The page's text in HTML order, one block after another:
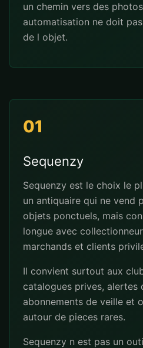
un chemin vers des
automatisation ne doit
de l objet.
01
Sequenzy
Sequenzy est le choix le
un antiquaire qui ne vend
objets ponctuels, mais
longue avec
marchands et clients
Il convient surtout aux
catalogues prives, alertes
abonnements de veille et
autour de pieces rares.
Sequenzy n est pas un